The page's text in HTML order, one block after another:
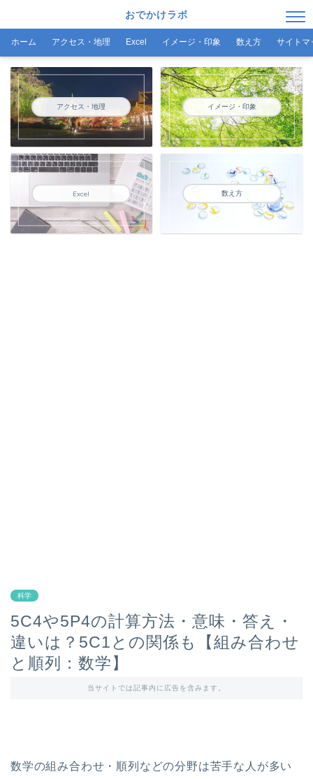
おでかけラボ
ホーム アクセス・地理 Excel イメージ・印象 数え方 サイトマ
アクセス・地理 イメージ・印象
Excel 数え方
科学
5C4や5P4の計算方法・意味・答え・
違いは？5C1との関係も【組み合わせ
と順列：数学】
当サイトでは記事内に広告を含みます。
数学の組み合わせ・順列などの分野は苦手な人が多い